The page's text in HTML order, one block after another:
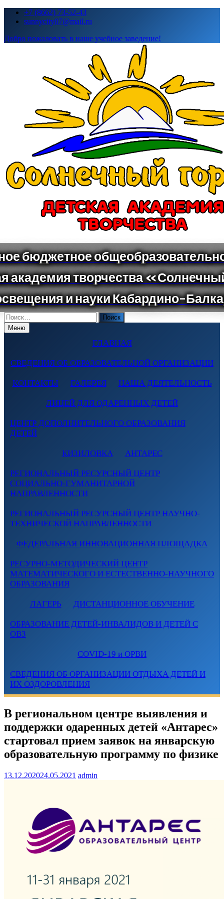
Перейти+7 (8662) 73-52-43
sunnycity07@mail.ru
Добро пожаловать в наше учебное заведение!
Поиск
по:Меню
ГЛАВНАЯ
СВЕДЕНИЯ ОБ ОБРАЗОВАТЕЛЬНОЙ ОРГАНИЗАЦИИ
КОНТАКТЫ ГАЛЕРЕЯ НАША ДЕЯТЕЛЬНОСТЬ
ЛИЦЕЙ ДЛЯ ОДАРЕННЫХ ДЕТЕЙ
ЦЕНТР ДОПОЛНИТЕЛЬНОГО ОБРАЗОВАНИЯ
ДЕТЕЙ
КИЗИЛОВКА АНТАРЕС
РЕГИОНАЛЬНЫЙ РЕСУРСНЫЙ ЦЕНТР
СОЦИАЛЬНО-ГУМАНИТАРНОЙ
НАПРАВЛЕННОСТИ
РЕГИОНАЛЬНЫЙ РЕСУРСНЫЙ ЦЕНТР НАУЧНО-
ТЕХНИЧЕСКОЙ НАПРАВЛЕННОСТИ
ФЕДЕРАЛЬНАЯ ИННОВАЦИОННАЯ ПЛОЩАДКА
РЕСУРНО-МЕТОДИЧЕСКИЙ ЦЕНТР
МАТЕМАТИЧЕСКОГО И ЕСТЕСТВЕННО-НАУЧНОГО
ОБРАЗОВАНИЯ
ЛАГЕРЬ ДИСТАНЦИОННОЕ ОБУЧЕНИЕ
ОБРАЗОВАНИЕ ДЕТЕЙ-ИНВАЛИДОВ И ДЕТЕЙ С
ОВЗ
COVID-19 и ОРВИ
СВЕДЕНИЯ ОБ ОРГАНИЗАЦИИ ОТДЫХА ДЕТЕЙ И
ИХ ОЗДОРОВЛЕНИЯ
В региональном центре выявления и
поддержки одаренных детей «Антарес»
стартовал прием заявок на январскую
образовательную программу по физике
13.12.202024.05.2021 admin